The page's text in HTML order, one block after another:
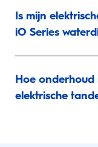
Is mijn
iO Series
Hoe onderhoud
elektrische